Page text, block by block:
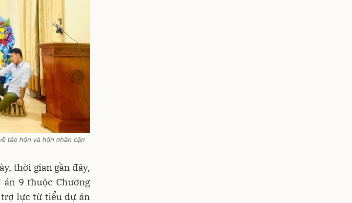
tảo hôn và hôn nhân cận
thời gian gần đây,
9 thuộc Chương
lực từ tiểu dự án